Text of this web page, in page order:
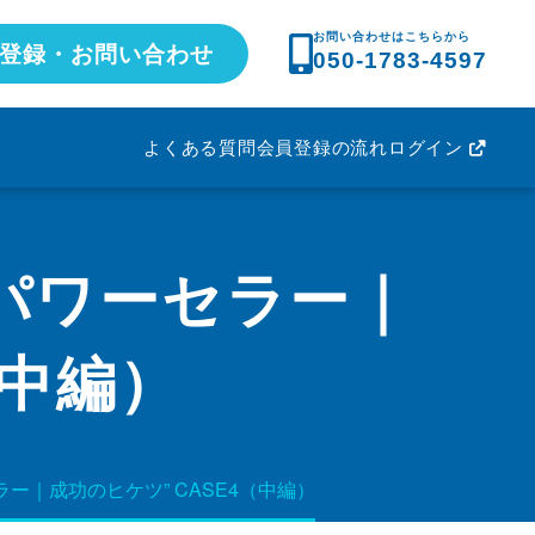
録・お問い合わせ
お問い合わせはこちらから
050-1783-4597
よくある質問会員登録の流れログイン
ーセラー｜
編）
｜成功のヒケツ” CASE4（中編）